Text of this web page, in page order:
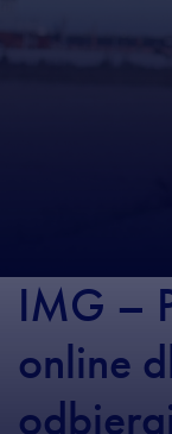
IMG –
online